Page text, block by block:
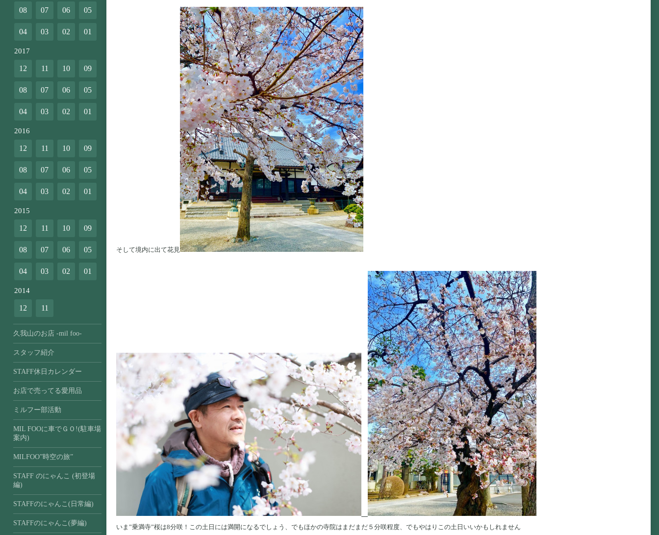
そして境内に出て花見
いま”乗満寺”桜は8分咲！この土日には満開になるでしょう、でもほかの寺院はまだまだ５分咲程度、でもやはりこの土日いいかもしれません
08 07 06 05
04 03 02 01
2017
12 11 10 09
08 07 06 05
04 03 02 01
2016
12 11 10 09
08 07 06 05
04 03 02 01
2015
12 11 10 09
08 07 06 05
04 03 02 01
2014
12 11
久我山のお店 -mil foo-
スタッフ紹介
STAFF休日カレンダー
お店で売ってる愛用品
ミルフー部活動
MIL FOOに車でＧＯ!(駐車場
案内)
MILFOO”時空の旅”
STAFF のにゃんこ (初登場
編)
STAFFのにゃんこ(日常編)
STAFFのにゃんこ(夢編)